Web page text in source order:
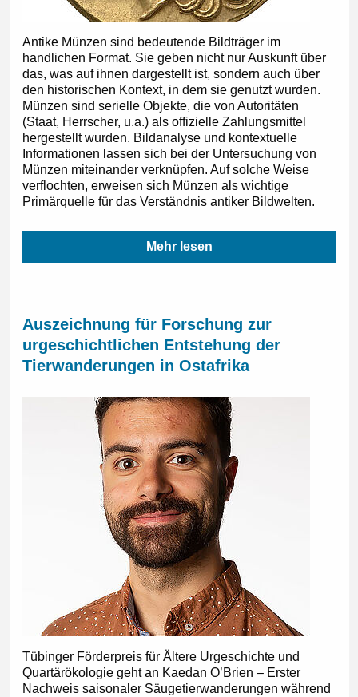
Antike Münzen sind bedeutende Bildträger im
handlichen Format. Sie geben nicht nur Auskunft über
das, was auf ihnen dargestellt ist, sondern auch über
den historischen Kontext, in dem sie genutzt wurden.
Münzen sind serielle Objekte, die von Autoritäten
(Staat, Herrscher, u.a.) als offizielle Zahlungsmittel
hergestellt wurden. Bildanalyse und kontextuelle
Informationen lassen sich bei der Untersuchung von
Münzen miteinander verknüpfen. Auf solche Weise
verflochten, erweisen sich Münzen als wichtige
Primärquelle für das Verständnis antiker Bildwelten.
Mehr lesen
Auszeichnung für Forschung zur
urgeschichtlichen Entstehung der
Tierwanderungen in Ostafrika
Tübinger Förderpreis für Ältere Urgeschichte und
Quartärökologie geht an Kaedan O’Brien – Erster
Nachweis saisonaler Säugetierwanderungen während